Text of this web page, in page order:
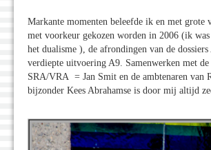
Markante momenten beleefde ik en met grote
met voorkeur gekozen worden in 2006 (ik was
het dualisme ), de afrondingen van de
verdiepte uitvoering A9. Samenwerken met
SRA/VRA = Jan Smit en de ambtenaren van
bijzonder Kees Abrahamse is door mij altijd